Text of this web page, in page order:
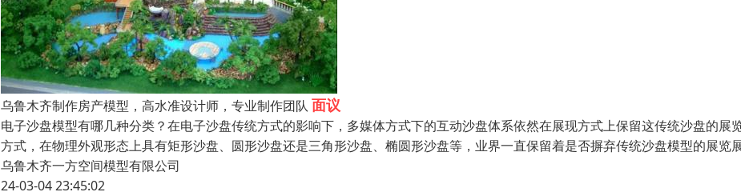
乌鲁木齐制作房产模型，高水准设计师，专业制作团队 面议
电子沙盘模型有哪几种分类？在电子沙盘传统方式的影响下，多媒体方式下的互动沙盘体系依然在展现方式上保留这传统沙盘的展
方式，在物理外观形态上具有矩形沙盘、圆形沙盘还是三角形沙盘、椭圆形沙盘等，业界一直保留着是否摒弃传统沙盘模型的展览
乌鲁木齐一方空间模型有限公司
24-03-04 23:45:02